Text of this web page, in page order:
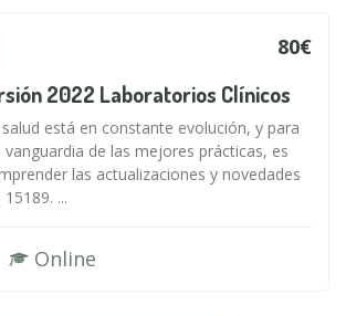
80€
2022 Laboratorios Clínicos
está en constante evolución, y para
de las mejores prácticas, es
las actualizaciones y novedades
...
Online